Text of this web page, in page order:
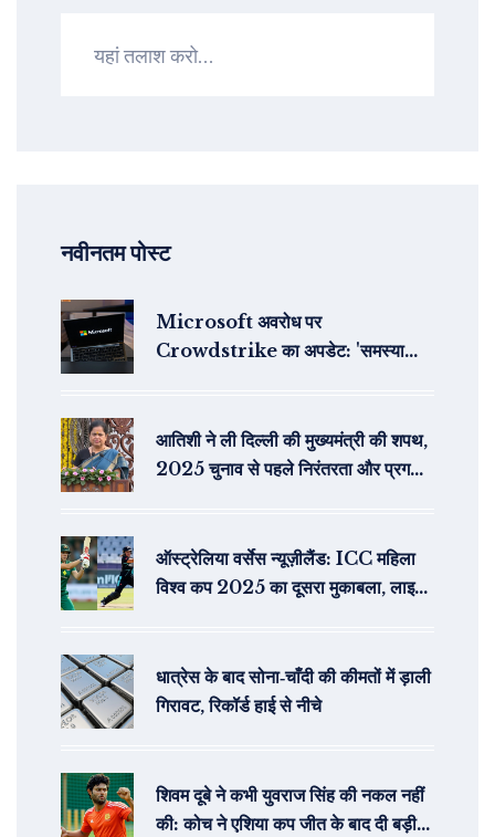
नवीनतम पोस्ट
Microsoft अवरोध पर
Crowdstrike का अपडेट: 'समस्या
आतिशी ने ली दिल्ली की मुख्यमंत्री की शपथ,
2025 चुनाव से पहले निरंतरता और प्रगति
ऑस्ट्रेलिया वर्सेस न्यूज़ीलैंड: ICC महिला
विश्व कप 2025 का दूसरा मुकाबला, लाइव
धात्रेस के बाद सोना‑चाँदी की कीमतों में ड़ाली
गिरावट, रिकॉर्ड हाई से नीचे
शिवम दूबे ने कभी युवराज सिंह की नकल नहीं
की: कोच ने एशिया कप जीत के बाद दी बड़ी